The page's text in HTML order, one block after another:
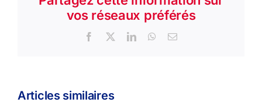
vos réseaux préférés
Facebook
X LinkedInWhatsApp
Email
Articles similaires